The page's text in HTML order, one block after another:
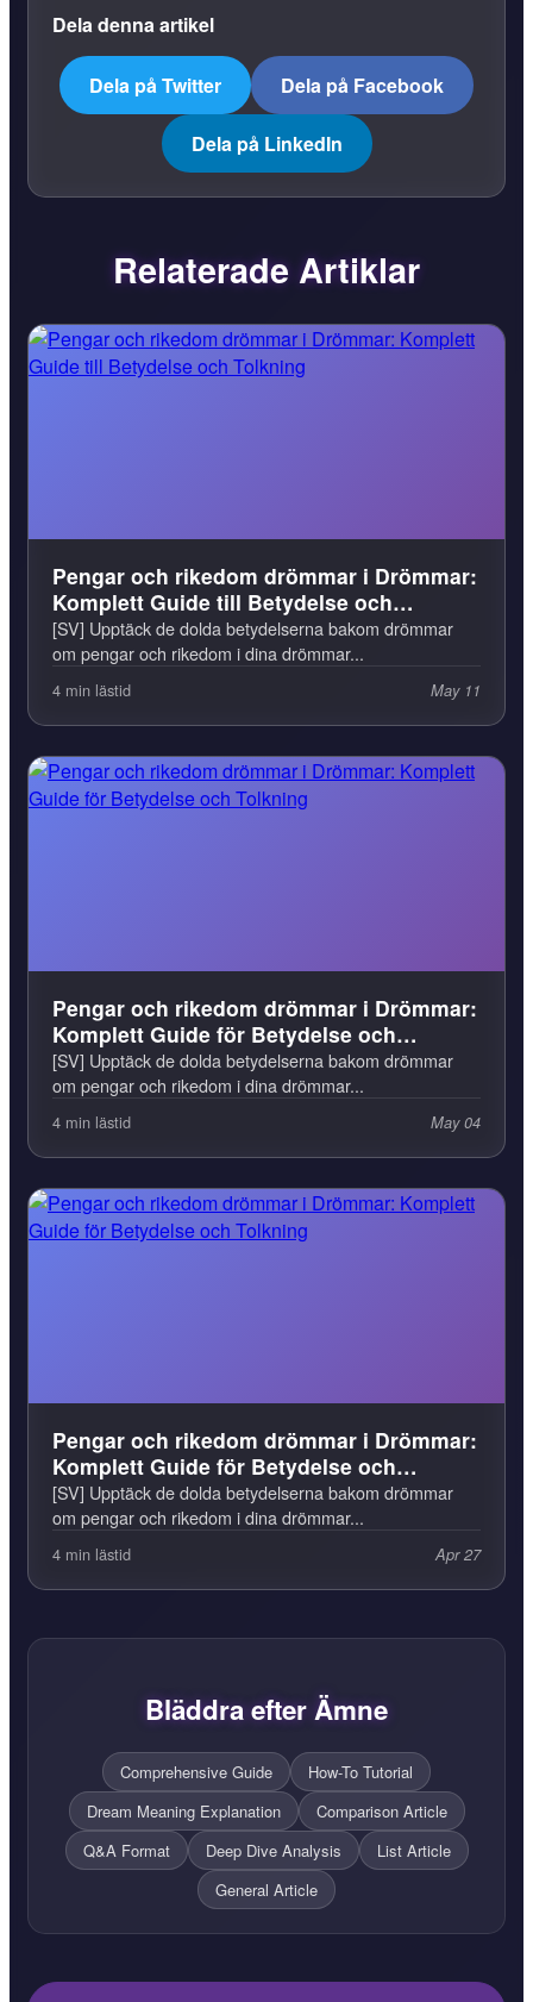
Dela denna artikel
Dela på Twitter Dela på Facebook
Dela på LinkedIn
Relaterade Artiklar
Pengar och rikedom drömmar i Drömmar:
Komplett Guide till Betydelse och
Tolkning
[SV] Upptäck de dolda betydelserna bakom drömmar
om pengar och rikedom i dina drömmar...
4 min lästid May 11
Pengar och rikedom drömmar i Drömmar:
Komplett Guide för Betydelse och
Tolkning
[SV] Upptäck de dolda betydelserna bakom drömmar
om pengar och rikedom i dina drömmar...
4 min lästid May 04
Pengar och rikedom drömmar i Drömmar:
Komplett Guide för Betydelse och
Tolkning
[SV] Upptäck de dolda betydelserna bakom drömmar
om pengar och rikedom i dina drömmar...
4 min lästid Apr 27
Bläddra efter Ämne
Comprehensive Guide
How-To Tutorial
Dream Meaning Explanation
Comparison Article
Q&A Format
Deep Dive Analysis
List Article
General Article